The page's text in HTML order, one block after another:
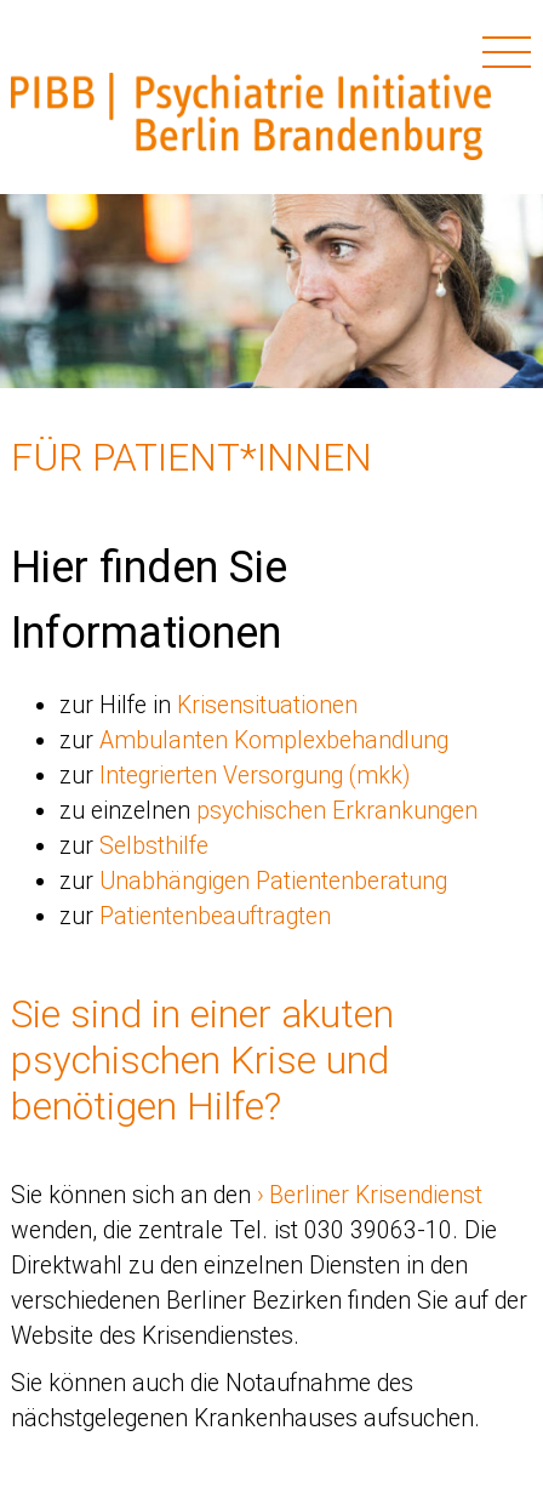
Skip
content
FÜR PATIENT*INNEN
Hier finden Sie
Informationen
zur Hilfe in Krisensituationen
zur Ambulanten Komplexbehandlung
zur Integrierten Versorgung (mkk)
zu einzelnen psychischen Erkrankungen
zur Selbsthilfe
zur Unabhängigen Patientenberatung
zur Patientenbeauftragten
Sie sind in einer akuten
psychischen Krise und
benötigen Hilfe?
Sie können sich an den
Berliner Krisendienst
wenden, die zentrale Tel. ist 030 39063-10. Die
Direktwahl zu den einzelnen Diensten in den
verschiedenen Berliner Bezirken finden Sie auf der
Website des Krisendienstes.
Sie können auch die Notaufnahme des
nächstgelegenen Krankenhauses aufsuchen.